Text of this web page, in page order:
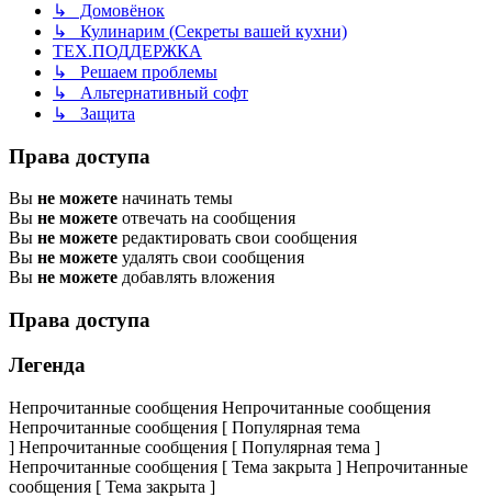
↳ Домовёнок
↳ Кулинарим (Секреты вашей кухни)
ТЕХ.ПОДДЕРЖКА
↳ Решаем проблемы
↳ Альтернативный софт
↳ Защита
Права доступа
Вы не можете начинать темы
Вы не можете отвечать на сообщения
Вы не можете редактировать свои сообщения
Вы не можете удалять свои сообщения
Вы не можете добавлять вложения
Права доступа
Легенда
Непрочитанные сообщения Непрочитанные сообщения
Непрочитанные сообщения [ Популярная тема
] Непрочитанные сообщения [ Популярная тема ]
Непрочитанные сообщения [ Тема закрыта ] Непрочитанные
сообщения [ Тема закрыта ]